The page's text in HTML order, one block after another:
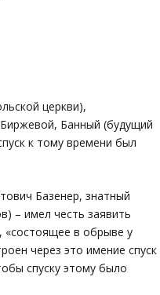
церкви),
Банный (будущий
к тому времени был
Базенер, знатный
– имел честь заявить
«состоящее в обрыве у
через это имение спуск
спуску этому было